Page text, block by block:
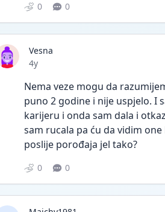
0 0
Vesna
Date posted
4y
Nema veze mogu da
puno 2 godine i nije uspjelo. I
karijeru i onda sam dala i
sam rucala pa ću da vidim
poslije porođaja jel tako?
0 0